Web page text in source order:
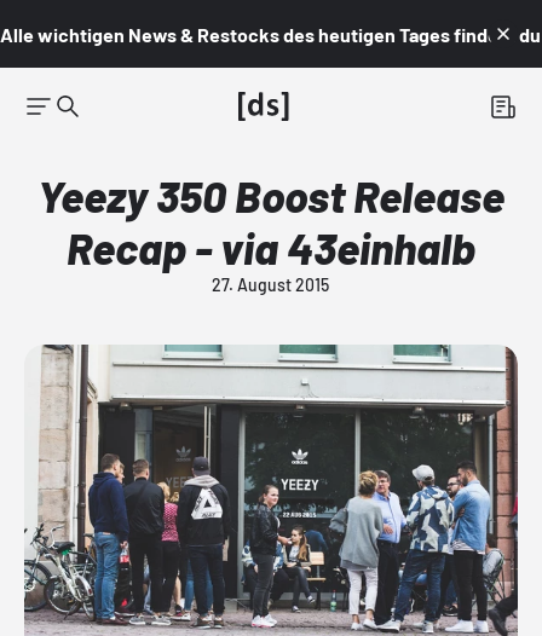
Alle wichtigen News & Restocks des heutigen Tages findest du
Yeezy 350 Boost Release
Recap - via 43einhalb
27. August 2015